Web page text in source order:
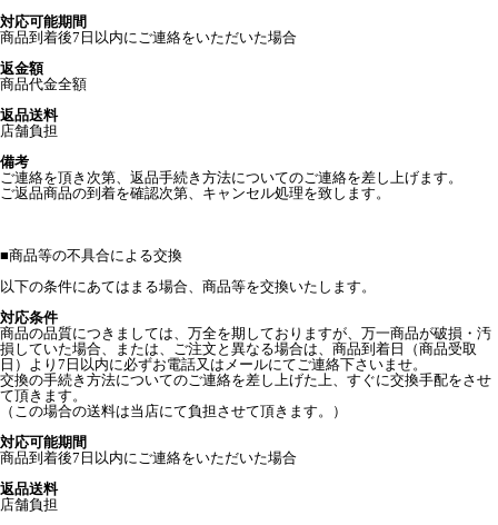
対応可能期間
商品到着後7日以内にご連絡をいただいた場合
返金額
商品代金全額
返品送料
店舗負担
備考
ご連絡を頂き次第、返品手続き方法についてのご連絡を差し上げます。
ご返品商品の到着を確認次第、キャンセル処理を致します。
■商品等の不具合による交換
以下の条件にあてはまる場合、商品等を交換いたします。
対応条件
商品の品質につきましては、万全を期しておりますが、万一商品が破損・汚
損していた場合、または、ご注文と異なる場合は、商品到着日（商品受取
日）より7日以内に必ずお電話又はメールにてご連絡下さいませ。
交換の手続き方法についてのご連絡を差し上げた上、すぐに交換手配をさせ
て頂きます。
（この場合の送料は当店にて負担させて頂きます。）
対応可能期間
商品到着後7日以内にご連絡をいただいた場合
返品送料
店舗負担